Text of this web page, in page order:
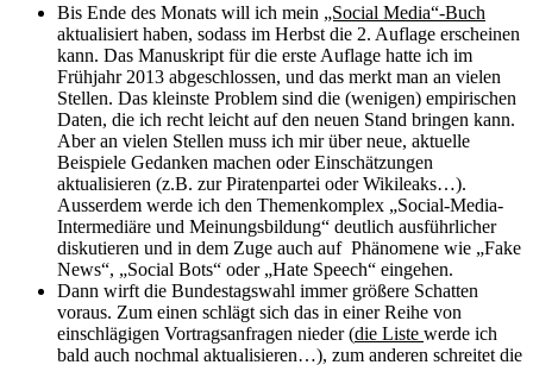
Bis Ende des Monats will ich mein „Social Media“-Buch
aktualisiert haben, sodass im Herbst die 2. Auflage erscheinen
kann. Das Manuskript für die erste Auflage hatte ich im
Frühjahr 2013 abgeschlossen, und das merkt man an vielen
Stellen. Das kleinste Problem sind die (wenigen) empirischen
Daten, die ich recht leicht auf den neuen Stand bringen kann.
Aber an vielen Stellen muss ich mir über neue, aktuelle
Beispiele Gedanken machen oder Einschätzungen
aktualisieren (z.B. zur Piratenpartei oder Wikileaks…).
Ausserdem werde ich den Themenkomplex „Social-Media-
Intermediäre und Meinungsbildung“ deutlich ausführlicher
diskutieren und in dem Zuge auch auf Phänomene wie „Fake
News“, „Social Bots“ oder „Hate Speech“ eingehen.
Dann wirft die Bundestagswahl immer größere Schatten
voraus. Zum einen schlägt sich das in einer Reihe von
einschlägigen Vortragsanfragen nieder (die Liste werde ich
bald auch nochmal aktualisieren…), zum anderen schreitet die